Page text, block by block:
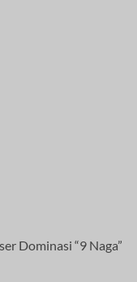
Dominasi “9 Naga”